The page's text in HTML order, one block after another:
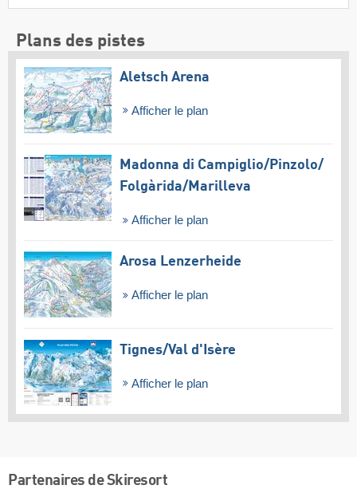
Plans des pistes
Aletsch Arena
Afficher le plan
Madonna di Campiglio/​Pinzolo/​
Folgàrida/​Marilleva
Afficher le plan
Arosa Lenzerheide
Afficher le plan
Tignes/​Val d'Isère
Afficher le plan
Partenaires de Skiresort